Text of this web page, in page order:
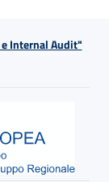
Internal Audit"